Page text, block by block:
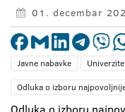
01. decembar
Javne nabavke
Odluka o izboru